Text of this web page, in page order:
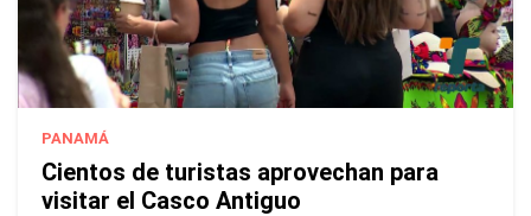
PANAMÁ
Cientos de turistas aprovechan para
visitar el Casco Antiguo